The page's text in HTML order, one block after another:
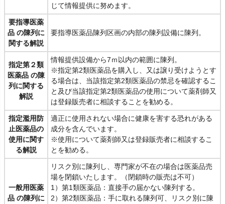
じて情報提供に努めます。
要指導医薬
品 の陳列に
関する解説
要指導医薬品陳列区画の内部の陳列設備に陳列。
指定第２類
医薬品 の陳
列に関する
解説
情報提供設備から7ｍ以内の範囲に陳列。
※指定第2類医薬品を購入し、又は譲り受けようとす
る場合は、当該指定第2類医薬品の禁忌を確認するこ
と及び当該指定第2類医薬品の使用について薬剤師又
は登録販売者に相談することを勧める。
指定濫用防
止医薬品の
使用に関す
る解説
適正に使用されない場合に健康を害する恐れがある
成分を含んでいます。
※使用について薬剤師又は登録販売者に相談するこ
とを勧める。
一般用医薬
品 の陳列に
リスク別に陳列し、専門家が不在の場合は医薬品売
場を閉鎖いたします。（閉鎖時の販売は不可）
1）第1類医薬品：直接手の届かない陳列する。
2）第2類医薬品：手に取れる陳列可、リスク別に陳